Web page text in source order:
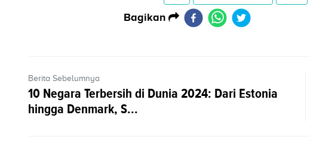
Bagikan
Berita Sebelumnya
10 Negara Terbersih di Dunia 2024: Dari Estonia
hingga Denmark, S...